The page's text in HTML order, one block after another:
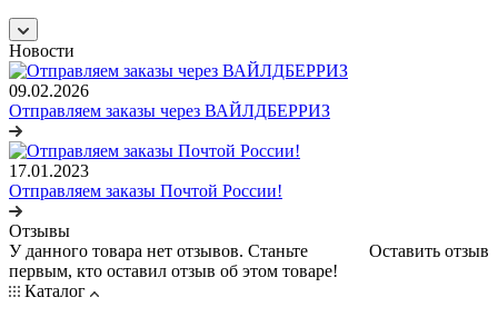
Новости
09.02.2026
Отправляем заказы через ВАЙЛДБЕРРИЗ
17.01.2023
Отправляем заказы Почтой России!
Отзывы
Оставить отзыв
У данного товара нет отзывов. Станьте
первым, кто оставил отзыв об этом товаре!
Каталог